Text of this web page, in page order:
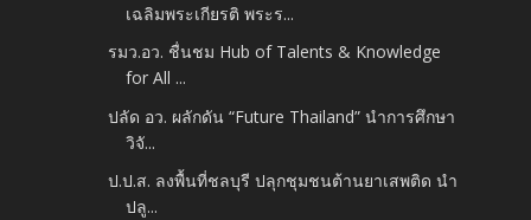
เฉลิมพระเกียรติ พระร...
รมว.อว. ชื่นชม Hub of Talents & Knowledge
for All ...
ปลัด อว. ผลักดัน “Future Thailand” นำการศึกษา
วิจั...
ป.ป.ส. ลงพื้นที่ชลบุรี ปลุกชุมชนต้านยาเสพติด นำ
ปลู...